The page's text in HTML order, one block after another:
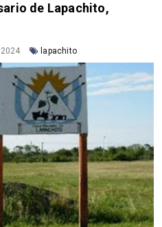
de Lapachito,
lapachito